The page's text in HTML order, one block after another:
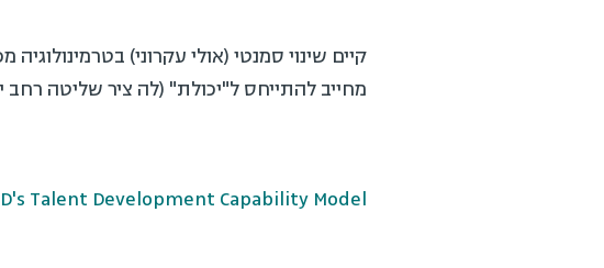
מחייב להתייחס ל"יכולת" (לה ציר שליטה
Talent Development Capability Model